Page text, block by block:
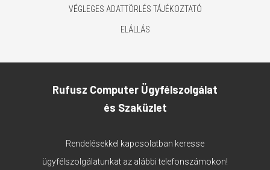
VÉGLEGES ADATTÖRLÉS TÁJÉKOZTATÓ
ELÁLLÁS
Rufusz Computer Ügyfélszolgálat
és Szaküzlet
Rendelésekkel kapcsolatban keresse
ügyfélszolgálatunkat az alábbi telefonszámokon!